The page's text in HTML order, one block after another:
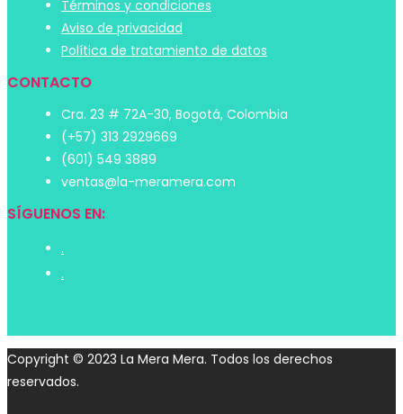
Términos y condiciones
Aviso de privacidad
Política de tratamiento de datos
CONTACTO
Cra. 23 # 72A-30, Bogotá, Colombia
(+57) 313 2929669
(601) 549 3889
ventas@la-meramera.com
SÍGUENOS EN:
.
.
Copyright © 2023 La Mera Mera. Todos los derechos
reservados.